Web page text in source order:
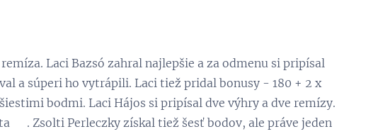
Laci Bazsó zahral najlepšie a za odmenu si pripísal
a súperi ho vytrápili. Laci tiež pridal bonusy - 180 + 2 x
bodmi. Laci Hájos si pripísal dve výhry a dve remízy.
😉. Zsolti Perleczky získal tiež šesť bodov, ale práve jeden